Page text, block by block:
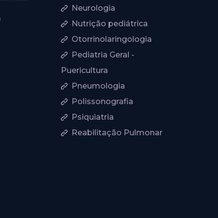
Neurologia
Nutrição pediátrica
Otorrinolaringologia
Pediatria Geral -
Puericultura
Pneumologia
Polissonografia
Psiquiatria
Reabilitação Pulmonar